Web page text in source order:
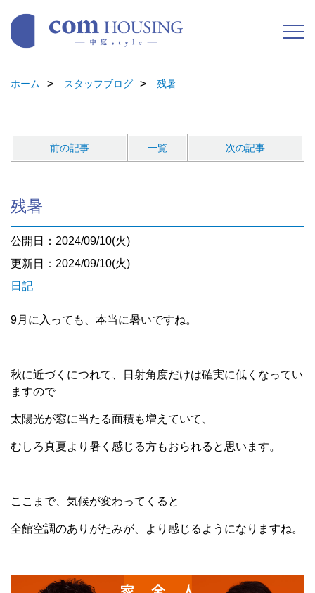
ホーム スタッフブログ 残暑
前の記事 一覧 次の記事
残暑
公開日：2024/09/10(火)
更新日：2024/09/10(火)
日記
9月に入っても、本当に暑いですね。
秋に近づくにつれて、日射角度だけは確実に低くなってい
ますので
太陽光が窓に当たる面積も増えていて、
むしろ真夏より暑く感じる方もおられると思います。
ここまで、気候が変わってくると
全館空調のありがたみが、より感じるようになりますね。